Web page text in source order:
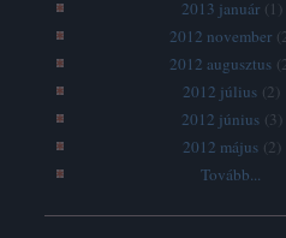
2013 január ( 1 )
2012 november (
2012 augusztus (
2012 július (2)
2012 június (3 )
2012 május (2)
Tovább...